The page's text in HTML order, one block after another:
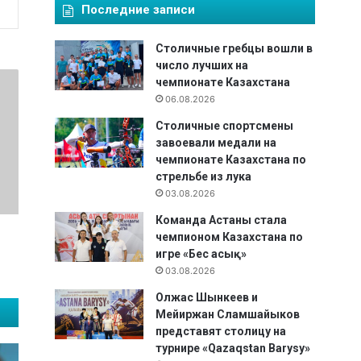
Последние записи
Столичные гребцы вошли в
число лучших на
чемпионате Казахстана
06.08.2026
Столичные спортсмены
завоевали медали на
чемпионате Казахстана по
стрельбе из лука
03.08.2026
Команда Астаны стала
чемпионом Казахстана по
игре «Бес асық»
03.08.2026
Олжас Шынкеев и
Мейиржан Сламшайыков
представят столицу на
турнире «Qazaqstan Barysy»